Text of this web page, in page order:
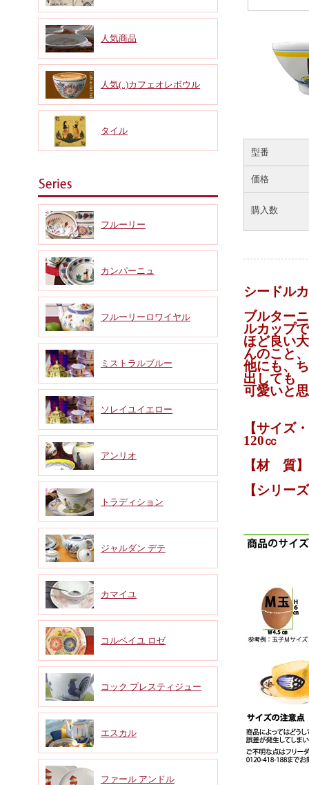
型番
価格
購入数
シードル
ブルター
ルカップ
ほど良い
んのこと、
他にも、
出しても
可愛いと
【サイズ
120㏄
【材
【シリ
人気商品
人気(..)カフェオレボウル
タイル
フルーリー
カンパーニュ
フルーリーロワイヤル
ミストラルブルー
ソレイユイエロー
アンリオ
トラディション
ジャルダン デテ
カマイユ
コルベイユ ロゼ
コック プレスティジュー
エスカル
ファール アンドル